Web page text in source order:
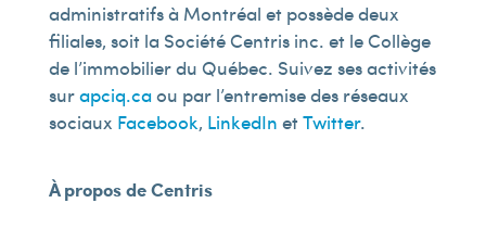
administratifs à Montréal et possède deux
filiales, soit la Société Centris inc. et le Collège
de l’immobilier du Québec. Suivez ses activités
surapciq.caou par l’entremise des réseaux
sociaux Facebook, LinkedIn et Twitter.
À propos de Centris